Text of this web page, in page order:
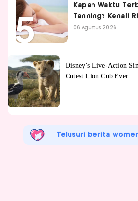
Kapan Waktu
Tanning? Kenali
06 Agustus 2026
Telusuri berita